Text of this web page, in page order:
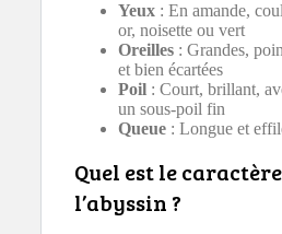
Yeux : En amande,
or, noisette ou vert
Oreilles : Grandes,
et bien écartées
Poil : Court, brillant,
un sous-poil fin
Queue : Longue et
Quel est le
l’abyssin ?